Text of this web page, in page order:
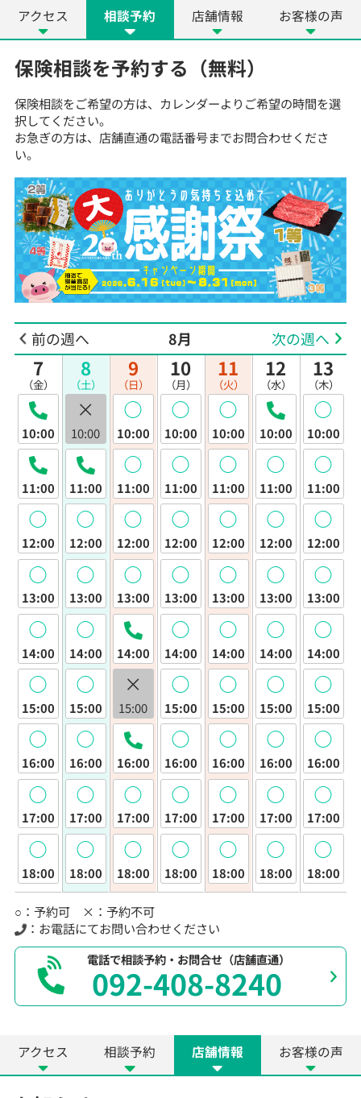
アクセス 相談予約 店舗情報 お客様の声
保険相談を予約する（無料）
前の週へ 8月 次の週へ
7
（金）
10:00
11:00
◯
12:00
◯
13:00
◯
14:00
◯
15:00
◯
16:00
◯
17:00
◯
18:00
8
（土）
×
10:00
11:00
◯
12:00
◯
13:00
◯
14:00
◯
15:00
◯
16:00
◯
17:00
◯
18:00
9
（日）
◯
10:00
◯
11:00
◯
12:00
◯
13:00
14:00
×
15:00
16:00
◯
17:00
◯
18:00
10
（月）
◯
10:00
◯
11:00
◯
12:00
◯
13:00
◯
14:00
◯
15:00
◯
16:00
◯
17:00
◯
18:00
11
（火）
◯
10:00
◯
11:00
◯
12:00
◯
13:00
◯
14:00
◯
15:00
◯
16:00
◯
17:00
◯
18:00
12
（水）
10:00
◯
11:00
◯
12:00
◯
13:00
◯
14:00
◯
15:00
◯
16:00
◯
17:00
◯
18:00
13
（木）
◯
10:00
◯
11:00
◯
12:00
◯
13:00
◯
14:00
◯
15:00
◯
16:00
◯
17:00
◯
18:00
○：予約可 ×：予約不可
：お電話にてお問い合わせください
保険相談をご希望の方は、カレンダーよりご希望の時間を選
択してください。
お急ぎの方は、店舗直通の電話番号までお問合わせくださ
い。
電話で相談予約・お問合せ（店舗直通）
092-408-8240
アクセス 相談予約 店舗情報 お客様の声